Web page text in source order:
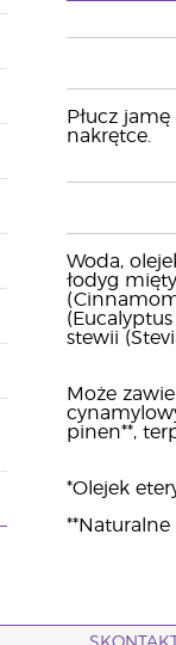
Płucz
nakrętce.
Woda,
łodyg
stewii
Może
pinen**,
*Olejek
**Naturalne